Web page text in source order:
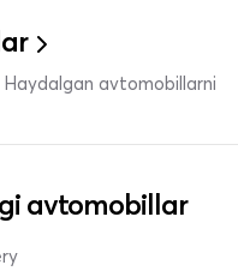
avtomobillarni
avtomobillar